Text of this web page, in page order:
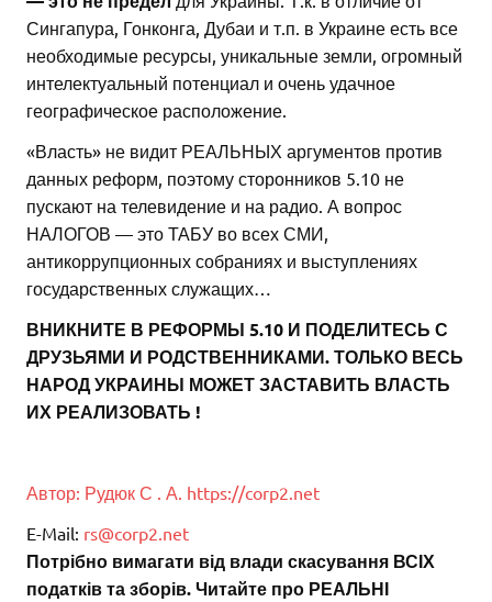
Сингапура, Гонконга, Дубаи и т.п. в Украине есть все
необходимые ресурсы, уникальные земли, огромный
интелектуальный потенциал и очень удачное
географическое расположение.
«Власть» не видит РЕАЛЬНЫХ аргументов против
данных реформ, поэтому сторонников 5.10 не
пускают на телевидение и на радио. А вопрос
НАЛОГОВ — это ТАБУ во всех СМИ,
антикоррупционных собраниях и выступлениях
государственных служащих…
ВНИКНИТЕ В РЕФОРМЫ 5.10 И ПОДЕЛИТЕСЬ С
ДРУЗЬЯМИ И РОДСТВЕННИКАМИ. ТОЛЬКО ВЕСЬ
НАРОД УКРАИНЫ МОЖЕТ ЗАСТАВИТЬ ВЛАСТЬ
ИХ РЕАЛИЗОВАТЬ !
Автор: Рудюк С А https://corp2.net
E-Mail: rs@corp2.net
Потрібно вимагати від влади скасування ВСІХ
податків та зборів. Читайте про РЕАЛЬНІ